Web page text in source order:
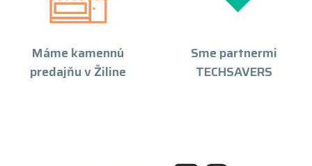
Máme kamennú
predajňu v Žiline
Sme partnermi
TECHSAVERS